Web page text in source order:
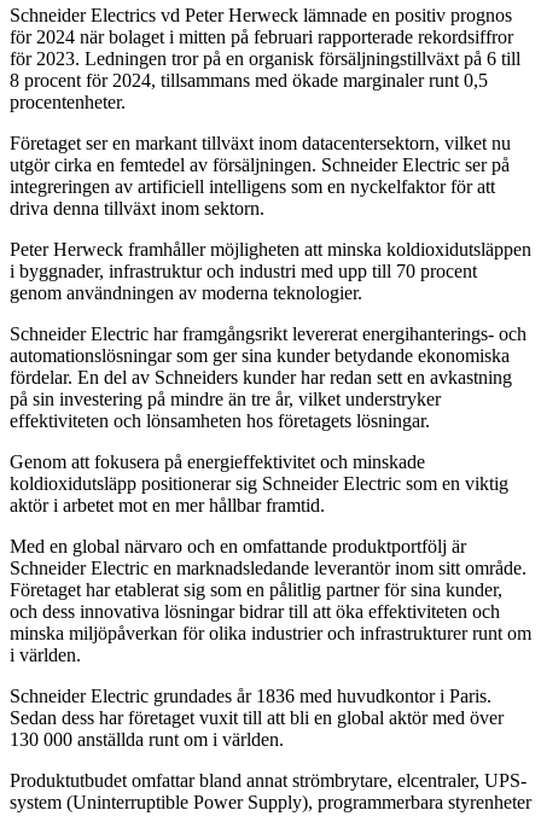
Schneider Electrics vd Peter Herweck lämnade en positiv prognos
för 2024 när bolaget i mitten på februari rapporterade rekordsiffror
för 2023. Ledningen tror på en organisk försäljningstillväxt på 6 till
8 procent för 2024, tillsammans med ökade marginaler runt 0,5
procentenheter.
Företaget ser en markant tillväxt inom datacentersektorn, vilket nu
utgör cirka en femtedel av försäljningen. Schneider Electric ser på
integreringen av artificiell intelligens som en nyckelfaktor för att
driva denna tillväxt inom sektorn.
Peter Herweck framhåller möjligheten att minska koldioxidutsläppen
i byggnader, infrastruktur och industri med upp till 70 procent
genom användningen av moderna teknologier.
Schneider Electric har framgångsrikt levererat energihanterings- och
automationslösningar som ger sina kunder betydande ekonomiska
fördelar. En del av Schneiders kunder har redan sett en avkastning
på sin investering på mindre än tre år, vilket understryker
effektiviteten och lönsamheten hos företagets lösningar.
Genom att fokusera på energieffektivitet och minskade
koldioxidutsläpp positionerar sig Schneider Electric som en viktig
aktör i arbetet mot en mer hållbar framtid.
Med en global närvaro och en omfattande produktportfölj är
Schneider Electric en marknadsledande leverantör inom sitt område.
Företaget har etablerat sig som en pålitlig partner för sina kunder,
och dess innovativa lösningar bidrar till att öka effektiviteten och
minska miljöpåverkan för olika industrier och infrastrukturer runt om
i världen.
Schneider Electric grundades år 1836 med huvudkontor i Paris.
Sedan dess har företaget vuxit till att bli en global aktör med över
130 000 anställda runt om i världen.
Produktutbudet omfattar bland annat strömbrytare, elcentraler, UPS-
system (Uninterruptible Power Supply), programmerbara styrenheter